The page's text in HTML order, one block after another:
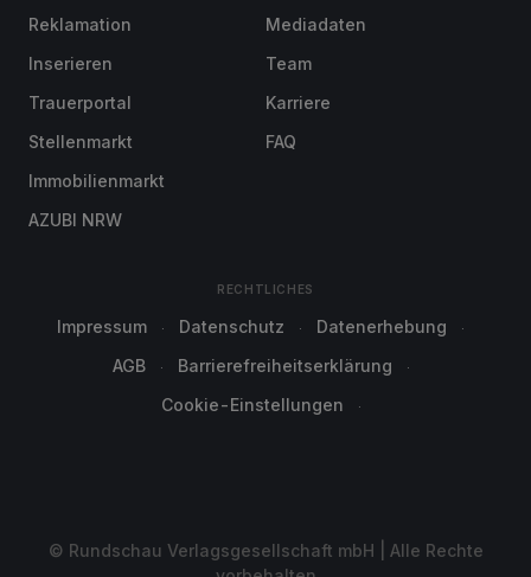
Reklamation
Inserieren
Trauerportal
Stellenmarkt
Immobilienmarkt
AZUBI NRW
Mediadaten
Team
Karriere
FAQ
RECHTLICHES
Impressum Datenschutz
Datenerhebung
AGB
Barrierefreiheitserklärung
Cookie-Einstellungen
© Rundschau Verlagsgesellschaft mbH | Alle Rechte